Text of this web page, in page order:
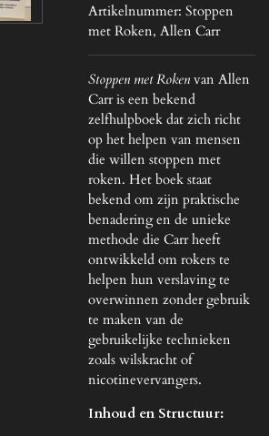
Artikelnummer: Stoppen
met Roken, Allen Carr
Stoppen met Roken van Allen
Carr is een bekend
zelfhulpboek dat zich richt
op het helpen van mensen
die willen stoppen met
roken. Het boek staat
bekend om zijn praktische
benadering en de unieke
methode die Carr heeft
ontwikkeld om rokers te
helpen hun verslaving te
overwinnen zonder gebruik
te maken van de
gebruikelijke technieken
zoals wilskracht of
nicotinevervangers.
Inhoud en Structuur: